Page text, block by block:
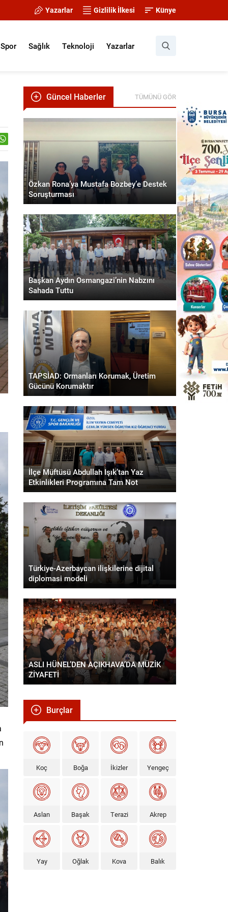
Yazarlar Gizlilik İlkesi Künye
Spor Sağlık Teknoloji Yazarlar
Güncel Haberler TÜMÜNÜ GÖR
Özkan Rona’ya Mustafa Bozbey’e Destek
Soruşturması
Başkan Aydın Osmangazi’nin Nabzını
Sahada Tuttu
TAPSİAD: Ormanları Korumak, Üretim
Gücünü Korumaktır
İlçe Müftüsü Abdullah Işık’tan Yaz
Etkinlikleri Programına Tam Not
Türkiye-Azerbaycan ilişkilerine dijital
diplomasi modeli
ASLI HÜNEL’DEN AÇIKHAVA’DA MÜZİK
ZİYAFETİ
Burçlar
Koç Boğa İkizler Yengeç
Aslan Başak Terazi Akrep
Yay Oğlak Kova Balık